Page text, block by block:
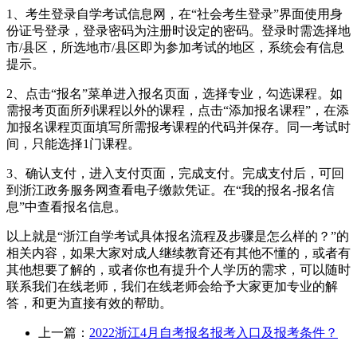
1、考生登录自学考试信息网，在“社会考生登录”界面使用身
份证号登录，登录密码为注册时设定的密码。登录时需选择地
市/县区，所选地市/县区即为参加考试的地区，系统会有信息
提示。
2、点击“报名”菜单进入报名页面，选择专业，勾选课程。如
需报考页面所列课程以外的课程，点击“添加报名课程”，在添
加报名课程页面填写所需报考课程的代码并保存。同一考试时
间，只能选择1门课程。
3、确认支付，进入支付页面，完成支付。完成支付后，可回
到浙江政务服务网查看电子缴款凭证。在“我的报名-报名信
息”中查看报名信息。
以上就是“浙江自学考试具体报名流程及步骤是怎么样的？”的
相关内容，如果大家对成人继续教育还有其他不懂的，或者有
其他想要了解的，或者你也有提升个人学历的需求，可以随时
联系我们在线老师，我们在线老师会给予大家更加专业的解
答，和更为直接有效的帮助。
上一篇： 2022浙江4月自考报名报考入口及报考条件？